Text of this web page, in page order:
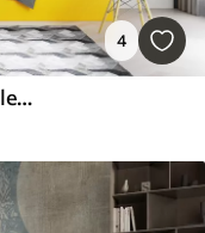
4
Futbola bumbas lidošana, eļļas glezna, abstrakta māksla